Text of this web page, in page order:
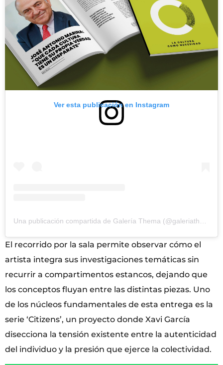
Ver esta publicación en Instagram
El recorrido por la sala permite observar cómo el
artista integra sus investigaciones temáticas sin
recurrir a compartimentos estancos, dejando que
los conceptos fluyan entre las distintas piezas. Uno
de los núcleos fundamentales de esta entrega es la
serie ‘Citizens’, un proyecto donde Xavi García
disecciona la tensión existente entre la autenticidad
del individuo y la presión que ejerce la colectividad.